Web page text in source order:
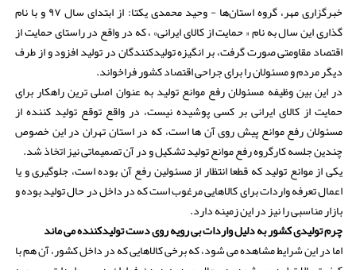
خبرگزاری مهر، گروه استان‌ها - وحید محمدی یکتا: از ابتدای سال ۹۷ و با نام
گذاری این سال به نام « حمایت از کالای ایرانی» ، که در واقع در راستای حمایت از
اقتصاد مقاومتی صورت گرفت، بر انگیزه تولیدکنندگان در تولید افزود و از طرف
دیگر مردم و مسئولان را برای جراحی اقتصاد کشور فراخواند.
در این بین وظیفه مسئولان رفع موانع تولید به عنوان اصلی ترین راهکار برای
حمایت از کالای ایرانی بر کسی پوشیده نیست، در واقع توقع تولید کننده از
مسئولان رفع موانع پیش روی آن ها است، که در استان تهران در این خصوص
چندین جلسه کارگروه رفع موانع تولید تشکیل و در آن تصمیماتی نیز اتخاذ شد.
یکی از موانع تولید که قطعا انتظار از مسئولین رفع آن بوده است، جلوگیری و یا
اعمال تعرفه واردات برای کالاهایی مرغوب است که در داخل در حال تولید بوده و
بازار مناسبی را نیز در این زمینه دارد.
چرم تولیدی کشور به دلیل واردات بی رویه روی دست تولیدکننده می ماند
اما در این شرایط مشاهده می شود، که برخی کالاهایی که در داخل کشور، آن هم با